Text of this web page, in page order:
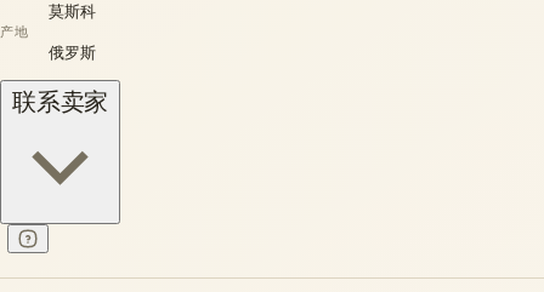
莫斯科
产地
俄罗斯
联系卖家